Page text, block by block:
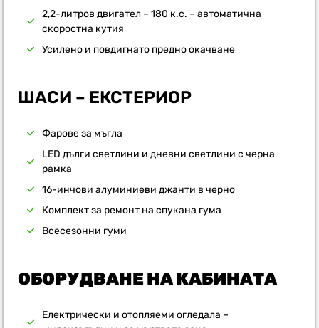
2,2-литров двигател – 180 к.с. – автоматична
скоростна кутия
Усилено и повдигнато предно окачване
ШАСИ – ЕКСТЕРИОР
Фарове за мъгла
LED дълги светлини и дневни светлини с черна
рамка
16-инчови алуминиеви джанти в черно
Комплект за ремонт на спукана гума
Всесезонни гуми
ОБОРУДВАНЕ НА КАБИНАТА
Електрически и отопляеми огледала –